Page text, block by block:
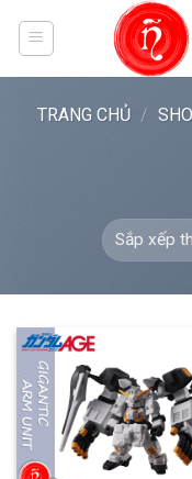
TRANG CHỦ /